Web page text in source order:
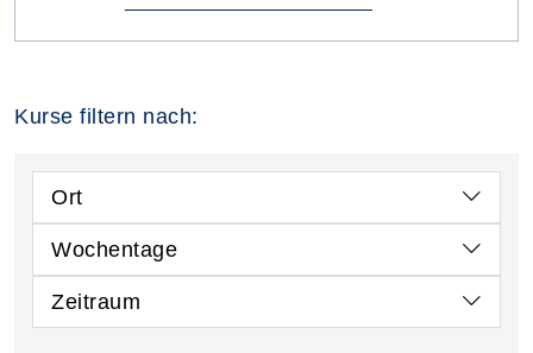
Kurse filtern nach:
Ort
Wochentage
Zeitraum